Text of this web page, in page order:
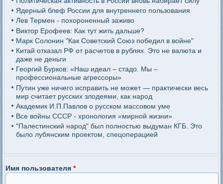
Ядерный блеф России для внутреннего пользования
Лев Термен - похороненный заживо
Виктор Ерофеев: Как тут жить дальше?
Марк Солонин "Как Советский Союз победил в войне"
Китай отказал РФ от расчетов в рублях. Это не валюта и
даже не деньги
Георгий Бурков: «Наш идеал – стадо. Мы –
профессиональные агрессоры»
Путин уже ничего исправить не может — практически весь
мир считает русских злодеями, как народ
Академик И.П.Павлов о русском массовом уме
Все войны СССР - хронология «мирной жизни»
"Палестинский народ" был полностью выдуман КГБ. Это
было лубянским проектом, спецоперацией
Имя пользователя*